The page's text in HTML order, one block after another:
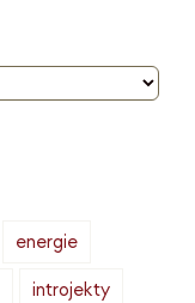
energie
introjekty